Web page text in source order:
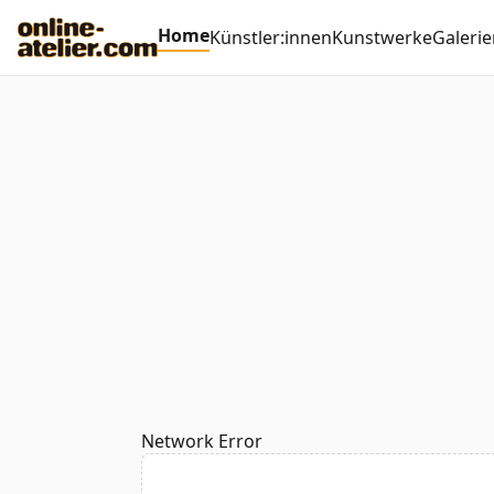
HomeKünstler:innenKunstwerke
Network Error